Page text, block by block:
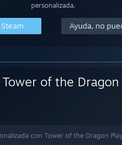
personalizada.
Ayuda, no
Tower of the
con Tower of the Dragon